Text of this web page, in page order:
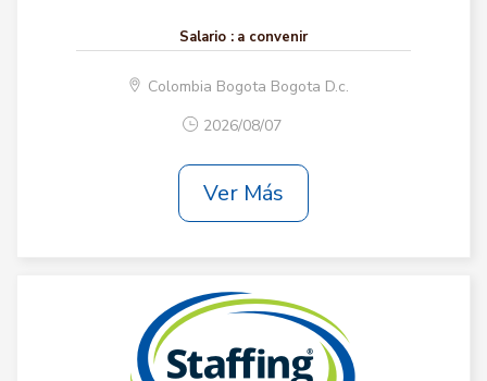
Salario : a convenir
Colombia Bogota Bogota D.c.
2026/08/07
Ver Más